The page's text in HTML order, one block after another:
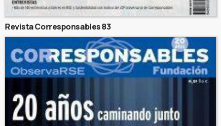
Revista Corresponsables 83